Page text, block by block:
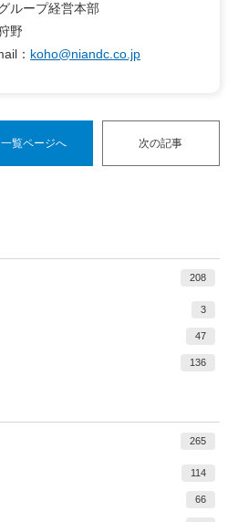
ループ経営本部
野
： koho@niandc.co.jp
一覧ページへ 次の記事
208
3
47
136
265
114
66